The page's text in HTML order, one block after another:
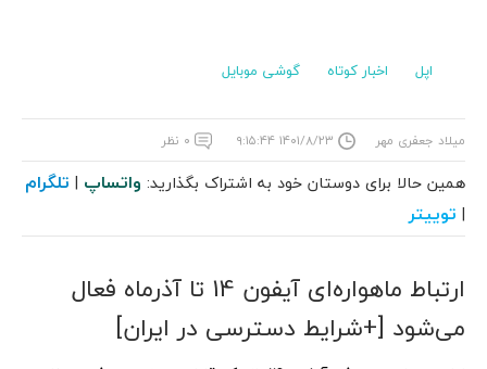
اپل اخبار کوتاه گوشی موبایل
میلاد جعفری مهر ۱۴۰۱/۸/۲۳ ۹:۱۵:۴۴ ۰ نظر
همین حالا برای دوستان خود به اشتراک بگذارید: واتساپ | تلگرام
| توییتر
ارتباط ماهواره‌ای آیفون 14 تا آذرماه فعال
می‌شود [+شرایط دسترسی در ایران]